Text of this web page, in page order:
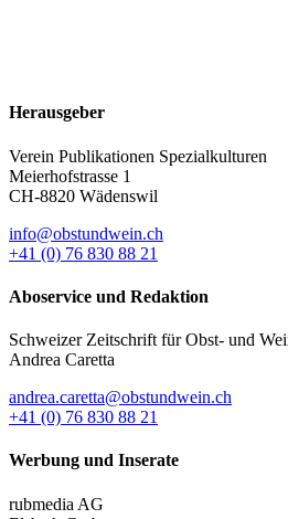
Herausgeber
Verein Publikationen Spezialkulturen
Meierhofstrasse 1
CH-8820 Wädenswil
info@obstundwein.ch
+41 (0) 76 830 88 21
Aboservice und Redaktion
Schweizer Zeitschrift für Obst- und
Andrea Caretta
andrea.caretta@obstundwein.ch
+41 (0) 76 830 88 21
Werbung und Inserate
rubmedia AG